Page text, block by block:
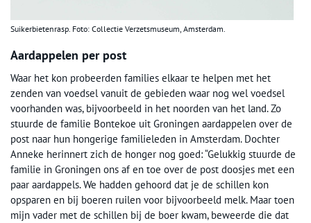
Suikerbietenrasp. Foto: Collectie Verzetsmuseum, Amsterdam.
Aardappelen per post
Waar het kon probeerden families elkaar te helpen met het
zenden van voedsel vanuit de gebieden waar nog wel voedsel
voorhanden was, bijvoorbeeld in het noorden van het land. Zo
stuurde de familie Bontekoe uit Groningen aardappelen over de
post naar hun hongerige familieleden in Amsterdam. Dochter
Anneke herinnert zich de honger nog goed: “Gelukkig stuurde de
familie in Groningen ons af en toe over de post doosjes met een
paar aardappels. We hadden gehoord dat je de schillen kon
opsparen en bij boeren ruilen voor bijvoorbeeld melk. Maar toen
mijn vader met de schillen bij de boer kwam, beweerde die dat